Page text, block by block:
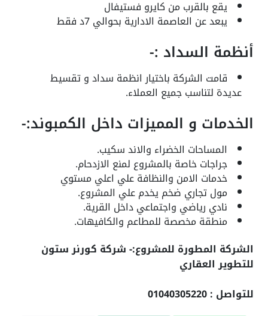
يقع بالقرب من كايرو فستيفال
يبعد عن العاصمة الادارية بحوالي 7د فقط
أنظمة السداد :-
قامت الشركة باختيار انظمة سداد و تقسيط
عديدة لتناسب جميع العملاء.
الخدمات و المميزات داخل الكمبوند:-
المساحات الخضراء والاند سكيب.
جراجات خاصة بالمشروع لمنع الازدحام.
خدمات الامن والنظافة علي اعلي مستوي
مول تجاري ضخم يخدم علي المشروع.
نادي رياضي واجتماعي داخل القرية.
منطقة مخصصة للمطاعم والكافيهات.
الشركة المطورة للمشروع:- شركة كورنر ستون
للتطوير العقاري
للتواصل : 01040305220